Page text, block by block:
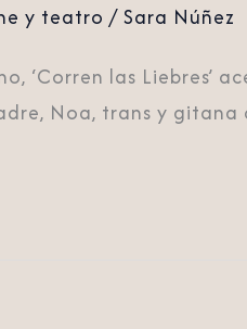
y teatro /Sara Núñez
‘Corren las Liebres’
Noa, trans y